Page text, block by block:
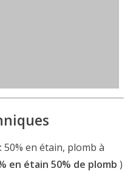
50% en étain, plomb à
en étain 50% de plomb)